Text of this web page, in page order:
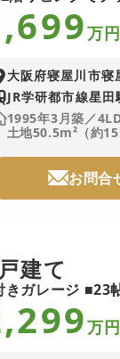
万円
大阪府寝屋川市寝
JR学研都市線星
1995年3月築／
土地50.5m²（約
お問合
建て
万円